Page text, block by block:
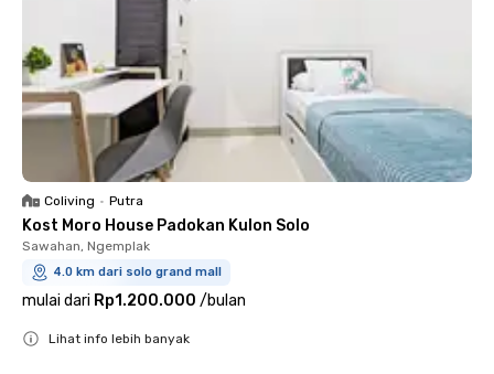
Coliving • Putra
Kost Moro House Padokan Kulon Solo
Sawahan, Ngemplak
4.0 km dari solo grand mall
mulai dari Rp1.200.000 /bulan
Lihat info lebih banyak